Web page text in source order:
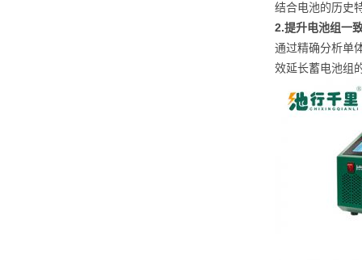
结合电池的历史
2.提升电池组一
通过精确分析单
效延长蓄电池组